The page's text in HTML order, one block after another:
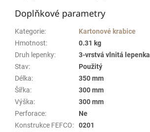
Doplňkové parametry
Kategorie:
Kartonové krabice
Hmotnost:
0.31 kg
Druh lepenky:
3-vrstvá vlnitá lepenka
Stav:
Použitý
Délka:
350 mm
Šířka:
300 mm
Výška:
300 mm
Perforace:
Ne
Konstrukce FEFCO:
0201